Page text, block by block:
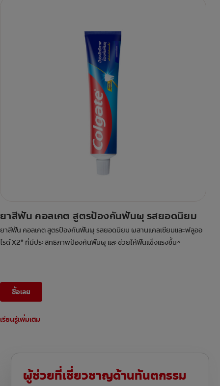
ยาสีฟัน คอลเกต สูตรป้องกันฟันผุ รสยอดนิยม
ยาสีฟัน คอลเกต สูตรป้องกันฟันผุ รสยอดนิยม ผสานแคลเซียมและฟลูออ
ไรด์ X2* ที่มีประสิทธิภาพป้องกันฟันผุ และช่วยให้ฟันแข็งแรงขึ้น^
ซื้อเลย
เรียนรู้เพิ่มเติม
ผู้ช่วยที่เชี่ยวชาญด้านทันตกรรม